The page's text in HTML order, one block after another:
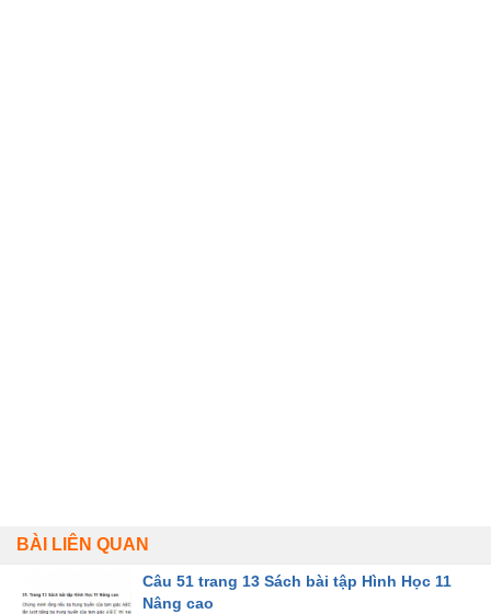
BÀI LIÊN QUAN
Câu 51 trang 13 Sách bài tập Hình Học 11
Nâng cao